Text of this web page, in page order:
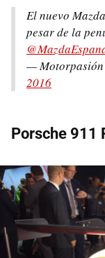
El nuevo
pesar de la
— Motorpasión
2016
Porsche 911